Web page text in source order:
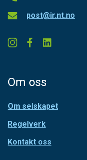
post@ir.nt.no
Om oss
Om selskapet
Regelverk
Kontakt oss